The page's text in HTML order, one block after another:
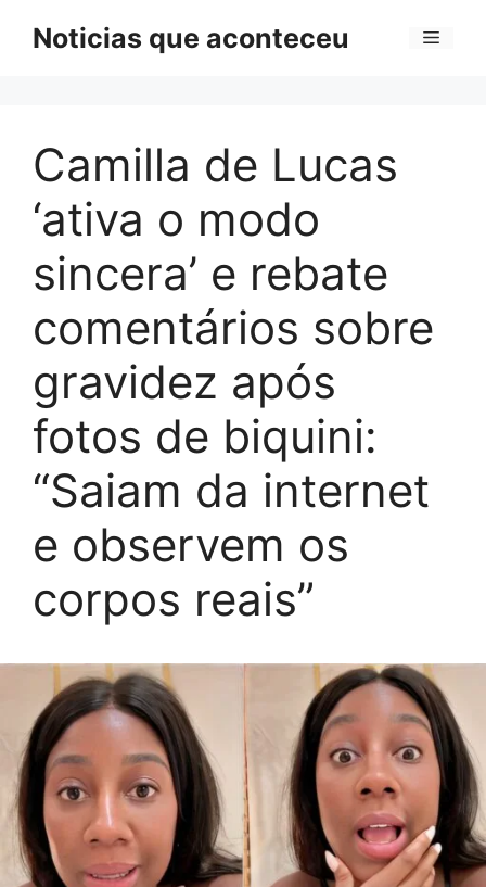
Noticias que aconteceu Menu
Camilla de Lucas
‘ativa o modo
sincera’ e rebate
comentários sobre
gravidez após
fotos de biquini:
“Saiam da internet
e observem os
corpos reais”